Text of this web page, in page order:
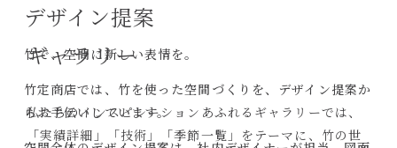
デザイン提案
竹で、空間に新しい表情を。
竹定商店では、竹を使った空間づくりを、デザイン提案か
らお手伝いしています。
ギャラリー
私たちのインスピレーションあふれるギャラリーでは、
「実績詳細」「技術」「季節一覧」をテーマに、竹の世